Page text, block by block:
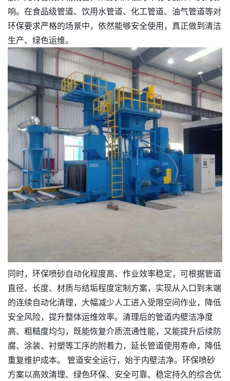
响。在食品级管道、饮用水管道、化工管道、油气管道等对
环保要求严格的场景中，依然能够安全使用，真正做到清洁
生产、绿色运维。
同时，环保喷砂自动化程度高、作业效率稳定，可根据管道
直径、长度、材质与结垢程度定制方案，实现从入口到末端
的连续自动化清理，大幅减少人工进入受限空间作业，降低
安全风险，提升整体运维效率。清理后的管道内壁洁净度
高、粗糙度均匀，既能恢复介质流通性能，又能提升后续防
腐、涂装、衬塑等工序的附着力，延长管道使用寿命，降低
重复维护成本。 管道安全运行，始于内壁洁净。环保喷砂
方案以高效清理、绿色环保、安全可靠、稳定持久的综合优